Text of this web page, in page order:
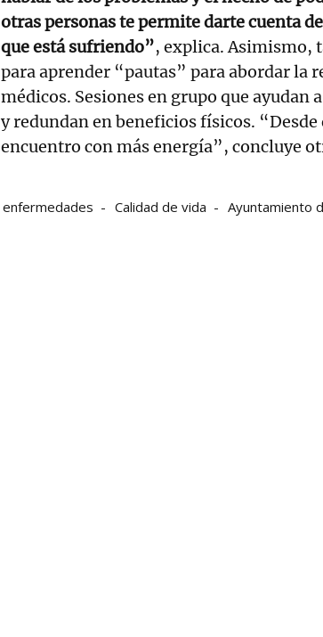
otras personas te permite darte cuenta
que está sufriendo”, explica. Asimismo,
para aprender “pautas” para abordar la
médicos. Sesiones en grupo que ayudan
y redundan en beneficios físicos. “Desde
encuentro con más energía”, concluye
enfermedades Calidad de vida Ayuntamiento